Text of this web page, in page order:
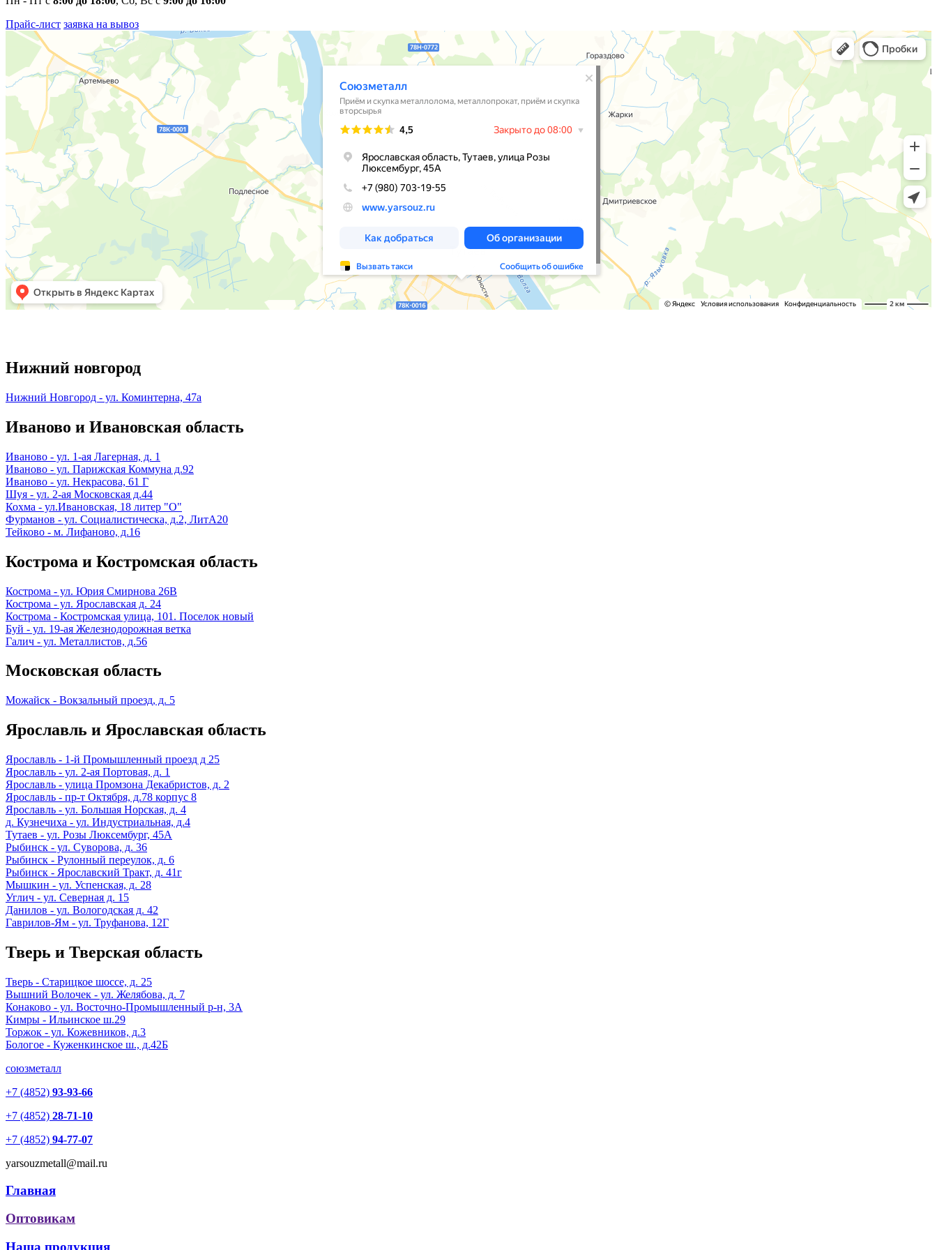
Прайс-лист заявка на вывоз
Нижний новгород
Нижний Новгород - ул. Коминтерна, 47а
Иваново и Ивановская область
Иваново - ул. 1-ая Лагерная, д. 1
Иваново - ул. Парижская Коммуна д.92
Иваново - ул. Некрасова, 61 Г
Шуя - ул. 2-ая Московская д.44
Кохма - ул.Ивановская, 18 литер "О"
Фурманов - ул. Социалистическа, д.2, ЛитА20
Тейково - м. Лифаново, д.16
Кострома и Костромская область
Кострома - ул. Юрия Смирнова 26В
Кострома - ул. Ярославская д. 24
Кострома - Костромская улица, 101. Поселок новый
Буй - ул. 19-ая Железнодорожная ветка
Галич - ул. Металлистов, д.56
Московская область
Можайск - Вокзальный проезд, д. 5
Ярославль и Ярославская область
Ярославль - 1-й Промышленный проезд д 25
Ярославль - ул. 2-ая Портовая, д. 1
Ярославль - улица Промзона Декабристов, д. 2
Ярославль - пр-т Октября, д.78 корпус 8
Ярославль - ул. Большая Норская, д. 4
д. Кузнечиха - ул. Индустриальная, д.4
Тутаев - ул. Розы Люксембург, 45А
Рыбинск - ул. Суворова, д. 36
Рыбинск - Рулонный переулок, д. 6
Рыбинск - Ярославский Тракт, д. 41г
Мышкин - ул. Успенская, д. 28
Углич - ул. Северная д. 15
Данилов - ул. Вологодская д. 42
Гаврилов-Ям - ул. Труфанова, 12Г
Тверь и Тверская область
Тверь - Старицкое шоссе, д. 25
Вышний Волочек - ул. Желябова, д. 7
Конаково - ул. Восточно-Промышленный р-н, 3А
Кимры - Ильинское ш.29
Торжок - ул. Кожевников, д.3
Бологое - Куженкинское ш., д.42Б
союзметалл
+7 (4852) 93-93-66
+7 (4852) 28-71-10
+7 (4852) 94-77-07
yarsouzmetall@mail.ru
Главная
Оптовикам
Наша продукция